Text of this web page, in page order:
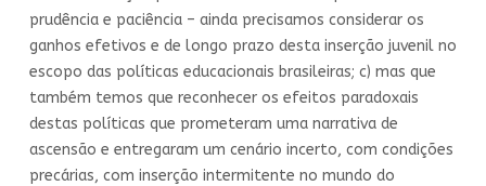
prudência e paciência – ainda precisamos considerar os
ganhos efetivos e de longo prazo desta inserção juvenil no
escopo das políticas educacionais brasileiras; c) mas que
também temos que reconhecer os efeitos paradoxais
destas políticas que prometeram uma narrativa de
ascensão e entregaram um cenário incerto, com condições
precárias, com inserção intermitente no mundo do